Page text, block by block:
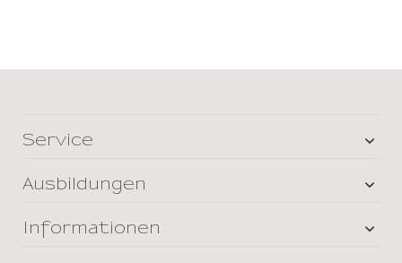
Service
Ausbildungen
Informationen